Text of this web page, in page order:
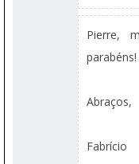
Pierre,
parabéns!
Abraços,
Fabrício